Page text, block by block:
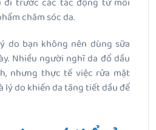
chăm sóc da.
do bạn không nên dùng sữa
Nhiều người nghĩ da đổ dầu
nhưng thực tế việc rửa mặt
lý do khiến da tăng tiết dầu để